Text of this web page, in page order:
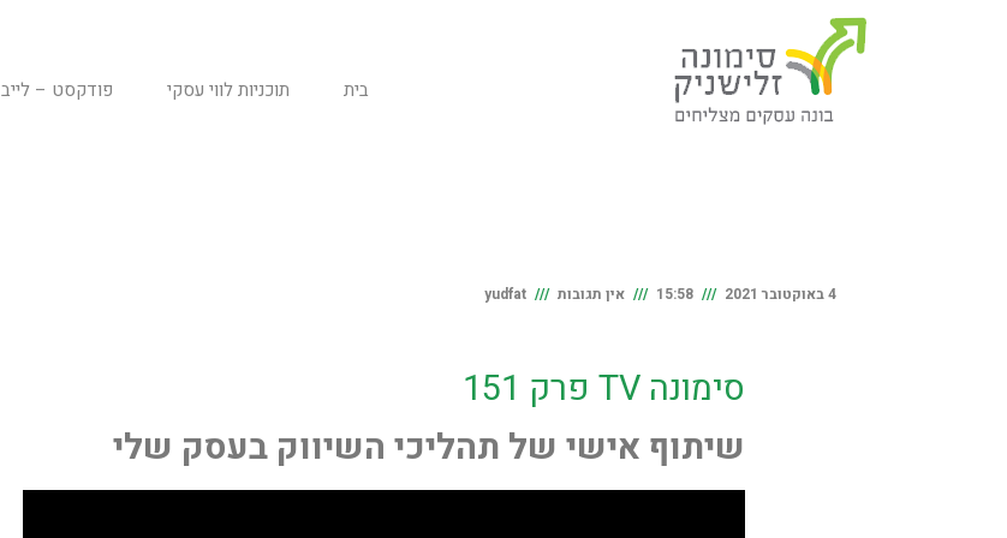
בית תוכניות לווי עסקי פודקסט – לייב
4 באוקטובר 2021 15:58 אין תגובות yudfat
סימונה TV פרק 151
שיתוף אישי של תהליכי השיווק בעסק שלי